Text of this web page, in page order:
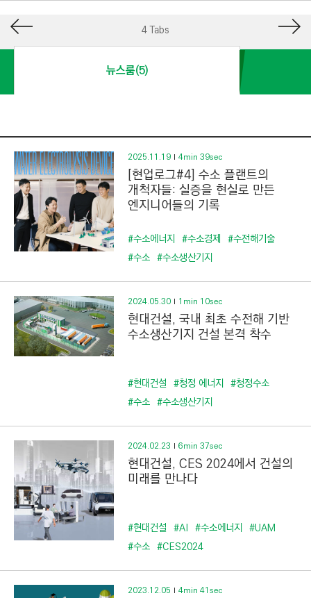
I
N
O
N
S
T
R
U
C
O
N
)
4 Tabs
뉴스룸(5)
2025.11.19 4min 39sec
[현업로그#4] 수소 플랜트의
개척자들: 실증을 현실로 만든
엔지니어들의 기록
#수소에너지 #수소경제 #수전해기술
#수소 #수소생산기지
2024.05.30 1min 10sec
현대건설, 국내 최초 수전해 기반
수소생산기지 건설 본격 착수
#현대건설 #청정 에너지 #청정수소
#수소 #수소생산기지
2024.02.23 6min 37sec
현대건설, CES 2024에서 건설의
미래를 만나다
#현대건설 #AI #수소에너지 #UAM
#수소 #CES2024
2023.12.05 4min 41sec